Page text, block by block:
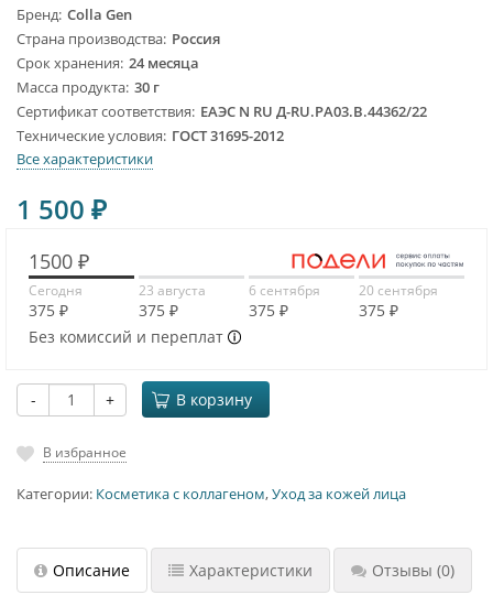
Бренд Colla Gen
Страна производства Россия
Срок хранения 24 месяца
Масса продукта 30 г
Сертификат соответствия ЕАЭС N RU Д-RU.PA03.B.44362/22
Технические условия ГОСТ 31695-2012
Все характеристики
1 500 ₽
1500 ₽
Сегодня
375 ₽
23 августа
375 ₽
6 сентября
375 ₽
20 сентября
375 ₽
Без комиссий и переплат
- + В корзину
В избранное
Категории: Косметика с коллагеном,Уход за кожей лица
Описание Характеристики Отзывы (0)